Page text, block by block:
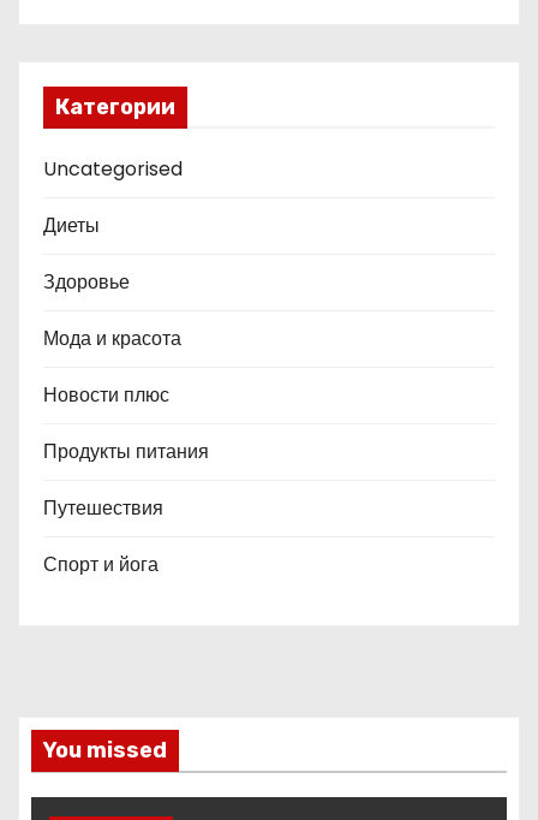
Категории
Uncategorised
Диеты
Здоровье
Мода и красота
Новости плюс
Продукты питания
Путешествия
Спорт и йога
You missed